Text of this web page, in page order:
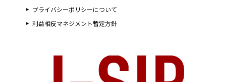
プライバシーポリシーについて
利益相反マネジメント暫定方針